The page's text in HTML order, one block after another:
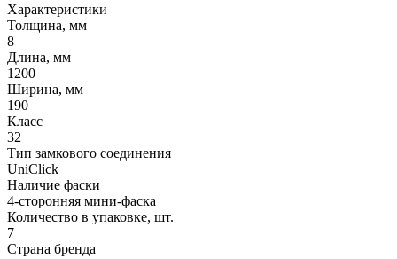
Характеристики
Толщина, мм
8
Длина, мм
1200
Ширина, мм
190
Класс
32
Тип замкового соединения
UniClick
Наличие фаски
4-сторонняя мини-фаска
Количество в упаковке, шт.
7
Страна бренда